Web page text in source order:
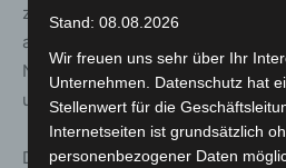
zeitlich begrenzt nutzen dürfen.
aus dem Wohngebiet
Nachteile einer solchen
und diskutiert.
Die gesammelten Hinweise aus
Stand: 08.08.2026
Wir freuen uns sehr über Ihr
Unternehmen. Datenschutz hat
Stellenwert für die
Internetseiten ist grundsätzlich
personenbezogener Daten